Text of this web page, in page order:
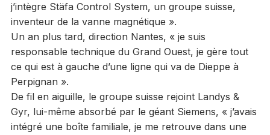
j’intègre Stäfa Control System, un groupe suisse,
inventeur de la vanne magnétique ».
Un an plus tard, direction Nantes, « je suis
responsable technique du Grand Ouest, je gère tout
ce qui est à gauche d’une ligne qui va de Dieppe à
Perpignan ».
De fil en aiguille, le groupe suisse rejoint Landys &
Gyr, lui-même absorbé par le géant Siemens, « j’avais
intégré une boîte familiale, je me retrouve dans une